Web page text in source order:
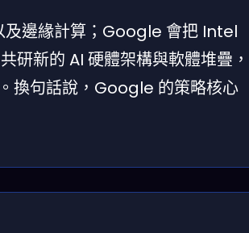
及邊緣計算；Google 會把 Intel
研新的 AI 硬體架構與軟體堆疊，
換句話說，Google 的策略核心